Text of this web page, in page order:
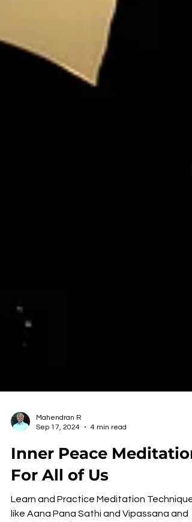
Mahendran R
Inner Peace Meditation
Learn and Practice Meditation